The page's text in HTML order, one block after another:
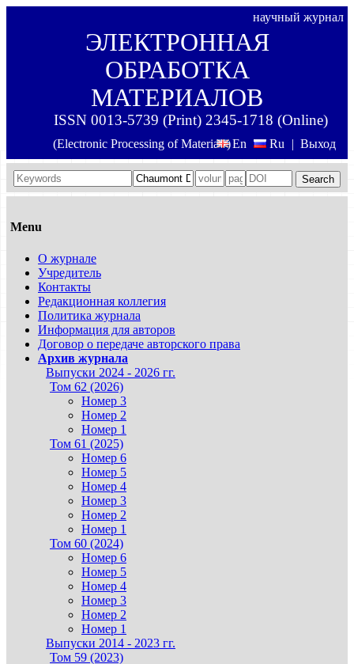
научный журнал
ЭЛЕКТРОННАЯ
ОБРАБОТКА
МАТЕРИАЛОВ
ISSN 0013-5739 (Print) 2345-1718 (Online)
(Electronic Processing of Materials) Выход
En Ru |
Search
Menu
О журнале
Учредитель
Контакты
Редакционная коллегия
Политика журнала
Информация для авторов
Договор о передаче авторского права
Архив журнала
Выпуски 2024 - 2026 гг.
Том 62 (2026)
Номер 3
Номер 2
Номер 1
Том 61 (2025)
Номер 6
Номер 5
Номер 4
Номер 3
Номер 2
Номер 1
Том 60 (2024)
Номер 6
Номер 5
Номер 4
Номер 3
Номер 2
Номер 1
Выпуски 2014 - 2023 гг.
Том 59 (2023)